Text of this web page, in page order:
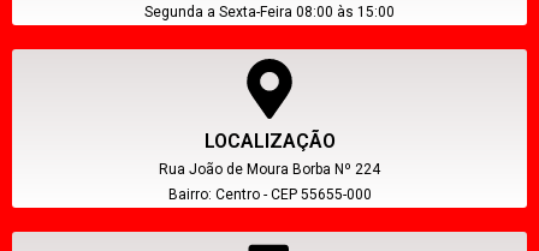
Segunda a Sexta-Feira 08:00 às 15:00
LOCALIZAÇÃO
Rua João de Moura Borba Nº 224
Bairro: Centro - CEP 55655-000